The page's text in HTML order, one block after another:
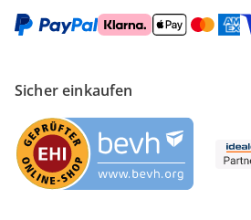
Sicher einkaufen